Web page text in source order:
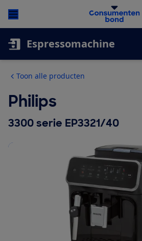
Espressomachine
Toon alle producten
Philips
3300 serie EP3321/40